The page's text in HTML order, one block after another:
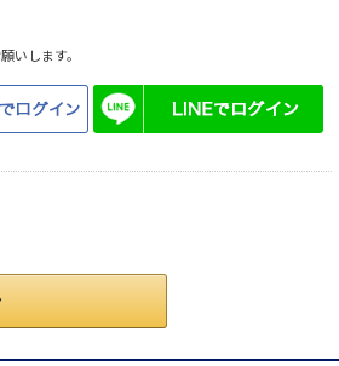
いします。